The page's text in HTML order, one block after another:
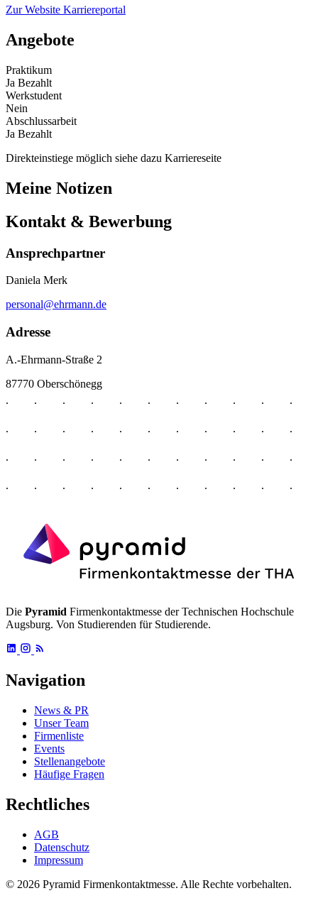
Zur Website Karriereportal
Angebote
Praktikum
Ja Bezahlt
Werkstudent
Nein
Abschlussarbeit
Ja Bezahlt
Direkteinstiege möglich siehe dazu Karriereseite
Meine Notizen
Kontakt & Bewerbung
Ansprechpartner
Daniela Merk
personal@ehrmann.de
Adresse
A.-Ehrmann-Straße 2
87770 Oberschönegg
Die Pyramid Firmenkontaktmesse der Technischen Hochschule
Augsburg. Von Studierenden für Studierende.
Navigation
News & PR
Unser Team
Firmenliste
Events
Stellenangebote
Häufige Fragen
Rechtliches
AGB
Datenschutz
Impressum
© 2026 Pyramid Firmenkontaktmesse. Alle Rechte vorbehalten.